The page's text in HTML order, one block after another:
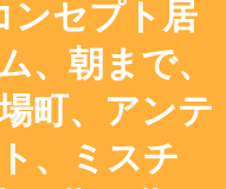
ンセプト居
、朝まで、
町、アンテ
、ミスチ